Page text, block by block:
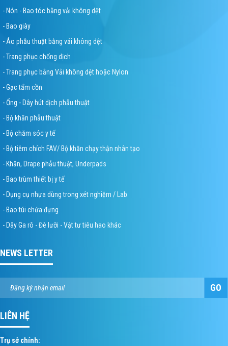
- Nón - Bao tóc bằng vải không dệt
- Bao giày
- Áo phẫu thuật bằng vải không dệt
- Trang phục chống dịch
- Trang phục bằng Vải không dệt hoặc Nylon
- Gạc tẩm cồn
- Ống - Dây hút dịch phẫu thuật
- Bộ khăn phẫu thuật
- Bộ chăm sóc y tế
- Bộ tiêm chích FAV/ Bộ khăn chạy thận nhân tạo
- Khăn, Drape phẫu thuật, Underpads
- Bao trùm thiết bị y tế
- Dụng cụ nhựa dùng trong xét nghiệm / Lab
- Bao túi chứa đựng
- Dây Ga rô - Đè lưỡi - Vật tư tiêu hao khác
NEWS LETTER
GO
LIÊN HỆ
Trụ sở chính: